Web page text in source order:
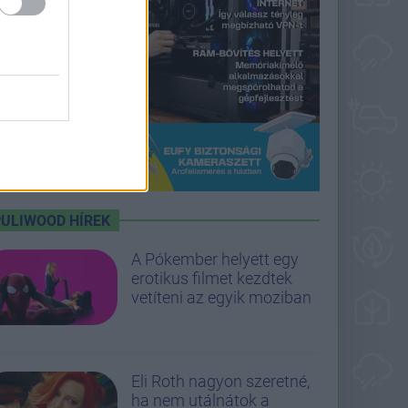
HÍREK
A Pókember helyett egy
erotikus filmet kezdtek
vetíteni az egyik moziban
Eli Roth nagyon szeretné,
ha nem utálnátok a